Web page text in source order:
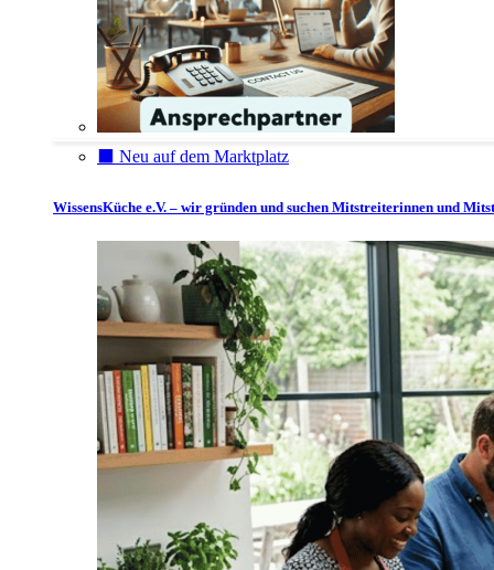
⬛️ Neu auf dem Marktplatz
WissensKüche e.V. – wir gründen und suchen Mitstreiterinnen und